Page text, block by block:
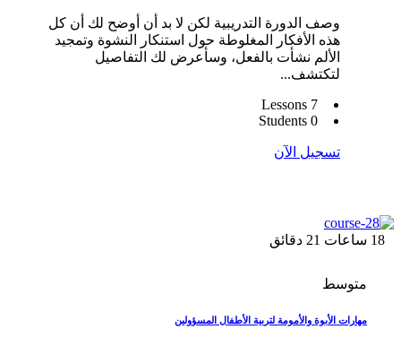
وصف الدورة التدريبية لكن لا بد أن أوضح لك أن كل
هذه الأفكار المغلوطة حول استنكار النشوة وتمجيد
الألم نشأت بالفعل، وسأعرض لك التفاصيل
لتكتشف...
7 Lessons
0 Students
تسجيل الآن
ساعات دقائق
متوسط
مهارات الأبوة والأمومة لتربية الأطفال المسؤولين